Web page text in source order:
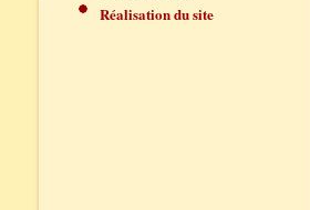
Réalisation du site